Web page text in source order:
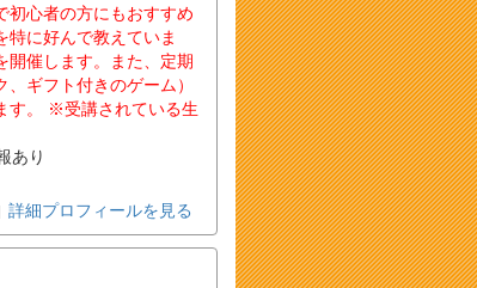
初心者の方にもおすすめ
特に好んで教えていま
開催します。また、定期
ギフト付きのゲーム）
す。 ※受講されている生
あり
詳細プロフィールを見る